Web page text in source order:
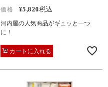
価格 ¥5,820税込
河内屋の人気商品がギュッと一つ
に！
カートに入れる